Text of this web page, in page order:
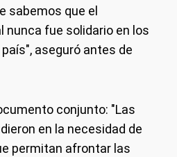
sabemos que el
nunca fue solidario en los
aseguró antes de
conjunto: "Las
en la necesidad de
permitan afrontar las